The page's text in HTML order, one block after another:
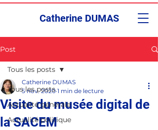
Catherine DUMAS
Post
Tous les posts
Actualité générale
Actualité politique
Tous les posts
Visite du musée digital de
la SACEM
Catherine DUMAS
5 nov. 2020 1 min de lecture